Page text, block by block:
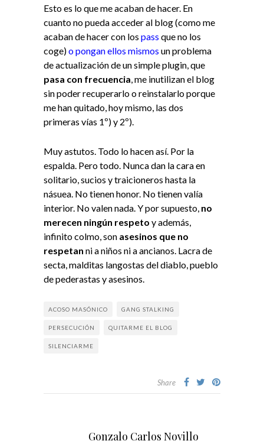
Esto es lo que me acaban de hacer. En
cuanto no pueda acceder al blog (como me
acaban de hacer con los pass que no los
coge)o pongan ellos mismos un problema
de actualización de un simple plugin, que
pasa con frecuencia, me inutilizan el blog
sin poder recuperarlo o reinstalarlo porque
me han quitado, hoy mismo, las dos
primeras vías 1º) y 2º).
Muy astutos. Todo lo hacen así. Por la
espalda. Pero todo. Nunca dan la cara en
solitario, sucios y traicioneros hasta la
násuea. No tienen honor. No tienen valía
interior. No valen nada. Y por supuesto, no
merecen ningún respeto y además,
infinito colmo, son asesinos que no
respetan ni a niños ni a ancianos. Lacra de
secta, malditas langostas del diablo, pueblo
de pederastas y asesinos.
ACOSO MASÓNICO GANG STALKING
PERSECUCIÓN QUITARME EL BLOG
SILENCIARME
Share
Gonzalo Carlos Novillo